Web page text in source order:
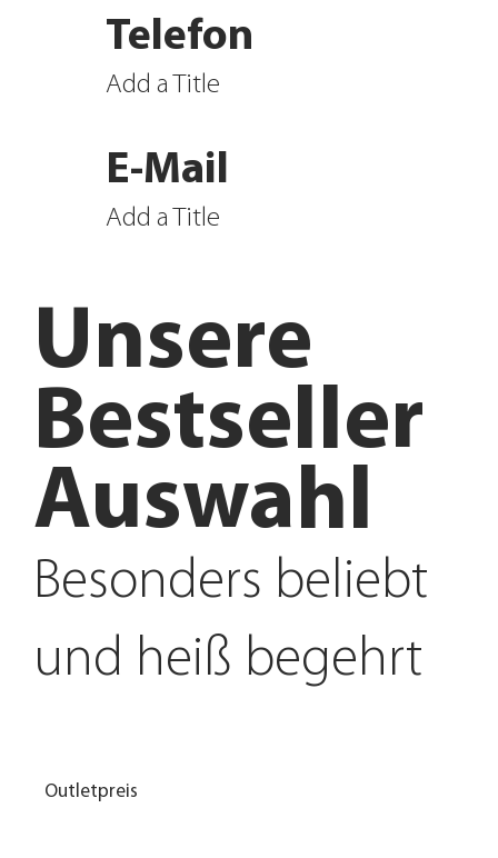
Outletpreis
Bestseller
Auswahl
Unsere
Besonders beliebt
und heiß begehrt
Add a Title
Telefon
Add a Title
E-Mail